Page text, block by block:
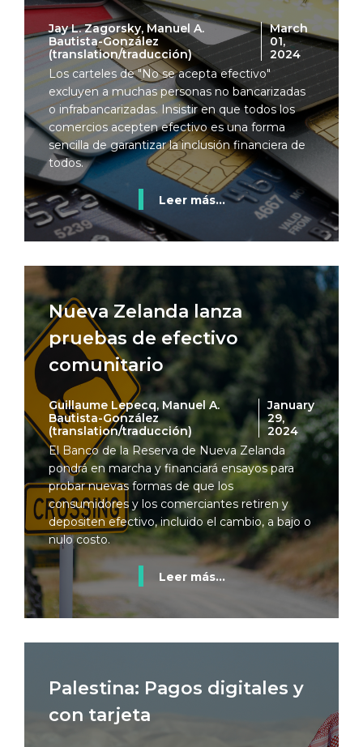
Jay L. Zagorsky, Manuel A.
Bautista-González
(translation/traducción)
March
01,
2024
Los carteles de "No se acepta efectivo"
excluyen a muchas personas no bancarizadas
o infrabancarizadas. Insistir en que todos los
comercios acepten efectivo es una forma
sencilla de garantizar la inclusión financiera de
todos.
Leer más...
Nueva Zelanda lanza
pruebas de efectivo
comunitario
Guillaume Lepecq, Manuel A.
Bautista-González
(translation/traducción)
January
29,
2024
El Banco de la Reserva de Nueva Zelanda
pondrá en marcha y financiará ensayos para
probar nuevas formas de que los
consumidores y los comerciantes retiren y
depositen efectivo, incluido el cambio, a bajo o
nulo costo.
Leer más...
Palestina: Pagos digitales y
con tarjeta